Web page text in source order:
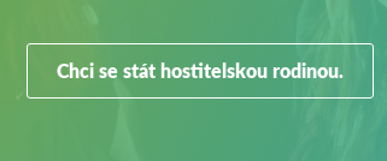
Chci se stát hostitelskou rodinou.